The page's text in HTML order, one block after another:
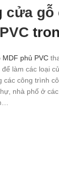
cửa gỗ
phủ PVC
làm các loại
các công trình
nhà phố ở